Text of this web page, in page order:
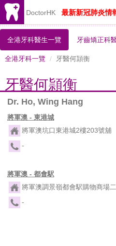
DoctorHK 最新新冠肺炎情
全港牙科醫生一覽 牙齒矯正科
全港牙科一覽 牙醫何頴衡
牙醫何頴衡
Dr. Ho, Wing Hang
將軍澳 - 東港城
將軍澳坑口東港城2樓203號舖
-
將軍澳 - 都會駅
將軍澳調景嶺都會駅購物商場
-